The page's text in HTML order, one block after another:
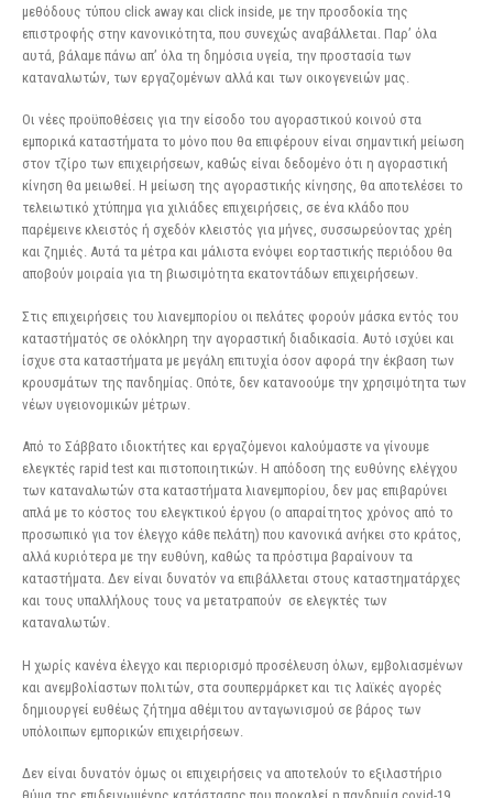
μεθόδους τύπου click away και click inside, με την προσδοκία της
επιστροφής στην κανονικότητα, που συνεχώς αναβάλλεται. Παρ’ όλα
αυτά, βάλαμε πάνω απ’ όλα τη δημόσια υγεία, την προστασία των
καταναλωτών, των εργαζομένων αλλά και των οικογενειών μας.
Οι νέες προϋποθέσεις για την είσοδο του αγοραστικού κοινού στα
εμπορικά καταστήματα το μόνο που θα επιφέρουν είναι σημαντική μείωση
στον τζίρο των επιχειρήσεων, καθώς είναι δεδομένο ότι η αγοραστική
κίνηση θα μειωθεί. Η μείωση της αγοραστικής κίνησης, θα αποτελέσει το
τελειωτικό χτύπημα για χιλιάδες επιχειρήσεις, σε ένα κλάδο που
παρέμεινε κλειστός ή σχεδόν κλειστός για μήνες, συσσωρεύοντας χρέη
και ζημιές. Αυτά τα μέτρα και μάλιστα ενόψει εορταστικής περιόδου θα
αποβούν μοιραία για τη βιωσιμότητα εκατοντάδων επιχειρήσεων.
Στις επιχειρήσεις του λιανεμπορίου οι πελάτες φορούν μάσκα εντός του
καταστήματός σε ολόκληρη την αγοραστική διαδικασία. Αυτό ισχύει και
ίσχυε στα καταστήματα με μεγάλη επιτυχία όσον αφορά την έκβαση των
κρουσμάτων της πανδημίας. Οπότε, δεν κατανοούμε την χρησιμότητα των
νέων υγειονομικών μέτρων.
Από το Σάββατο ιδιοκτήτες και εργαζόμενοι καλούμαστε να γίνουμε
ελεγκτές rapid test και πιστοποιητικών. Η απόδοση της ευθύνης ελέγχου
των καταναλωτών στα καταστήματα λιανεμπορίου, δεν μας επιβαρύνει
απλά με το κόστος του ελεγκτικού έργου (ο απαραίτητος χρόνος από το
προσωπικό για τον έλεγχο κάθε πελάτη) που κανονικά ανήκει στο κράτος,
αλλά κυριότερα με την ευθύνη, καθώς τα πρόστιμα βαραίνουν τα
καταστήματα. Δεν είναι δυνατόν να επιβάλλεται στους καταστηματάρχες
και τους υπαλλήλους τους να μετατραπούν σε ελεγκτές των
καταναλωτών.
Η χωρίς κανένα έλεγχο και περιορισμό προσέλευση όλων, εμβολιασμένων
και ανεμβολίαστων πολιτών, στα σουπερμάρκετ και τις λαϊκές αγορές
δημιουργεί ευθέως ζήτημα αθέμιτου ανταγωνισμού σε βάρος των
υπόλοιπων εμπορικών επιχειρήσεων.
Δεν είναι δυνατόν όμως οι επιχειρήσεις να αποτελούν το εξιλαστήριο